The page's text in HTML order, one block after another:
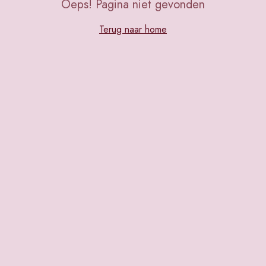
Oeps! Pagina niet gevonden
Terug naar home